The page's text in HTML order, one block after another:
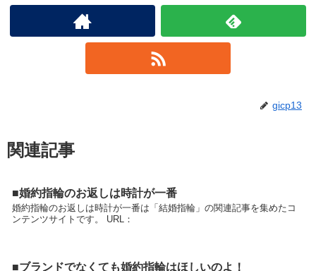
gicp13
関連記事
■婚約指輪のお返しは時計が一番
婚約指輪のお返しは時計が一番は「結婚指輪」の関連記事を集めたコ
ンテンツサイトです。 URL：
■ブランドでなくても婚約指輪はほしいのよ！